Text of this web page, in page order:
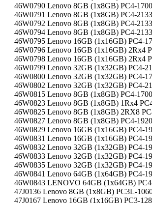
46W0790 Lenovo 8GB (1x8GB) PC4-
46W0791 Lenovo 8GB (1x8GB) PC4-
46W0792 Lenovo 8GB (1x8GB) PC4-
46W0794 Lenovo 8GB (1x8GB) PC4-
46W0795 Lenovo 16GB (1x16GB) PC4-
46W0796 Lenovo 16GB (1x16GB) 2Rx4
46W0798 Lenovo 16GB (1x16GB) 2Rx4
46W0799 Lenovo 32GB (1x32GB) PC4-
46W0800 Lenovo 32GB (1x32GB) PC4-
46W0802 Lenovo 32GB (1x32GB) PC4-
46W0815 Lenovo 8GB (1x8GB) PC4-
46W0823 Lenovo 8GB (1x8GB) 1Rx4
46W0825 Lenovo 8GB (1x8GB) 2RX8
46W0827 Lenovo 8GB (1x8GB) PC4-
46W0829 Lenovo 16GB (1x16GB) PC4-
46W0831 Lenovo 16GB (1x16GB) PC4-
46W0832 Lenovo 32GB (1x32GB) PC4-
46W0833 Lenovo 32GB (1x32GB) PC4-
46W0835 Lenovo 32GB (1x32GB) PC4-
46W0841 Lenovo 64GB (1x64GB) PC4-
46W0843 LENOVO 64GB (1x64GB)
47J0136 Lenovo 8GB (1x8GB) PC3L-
47J0167 Lenovo 16GB (1x16GB) PC3-